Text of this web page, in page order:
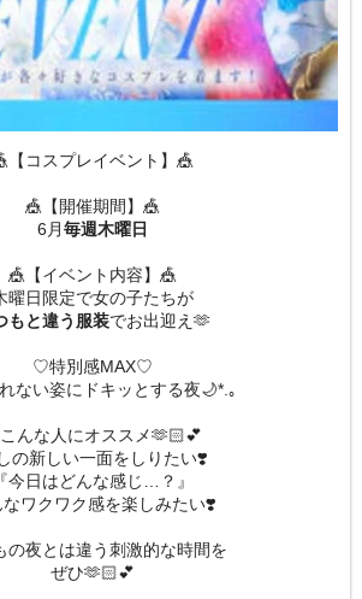
【コスプレイベント】🎪
🎪【開催期間】🎪
6月毎週木曜日
🎪【イベント内容】🎪
曜日限定で女の子たちが
もと違う服装でお出迎え🫶
♡特別感MAX♡
ない姿にドキッとする夜🌙*.｡
んな人にオススメ‪🫶🏻💕
の新しい一面をしりたい❣️
『今日はどんな感じ…？』
なワクワク感を楽しみたい❣️
の夜とは違う刺激的な時間を
ぜひ‪🫶🏻💕